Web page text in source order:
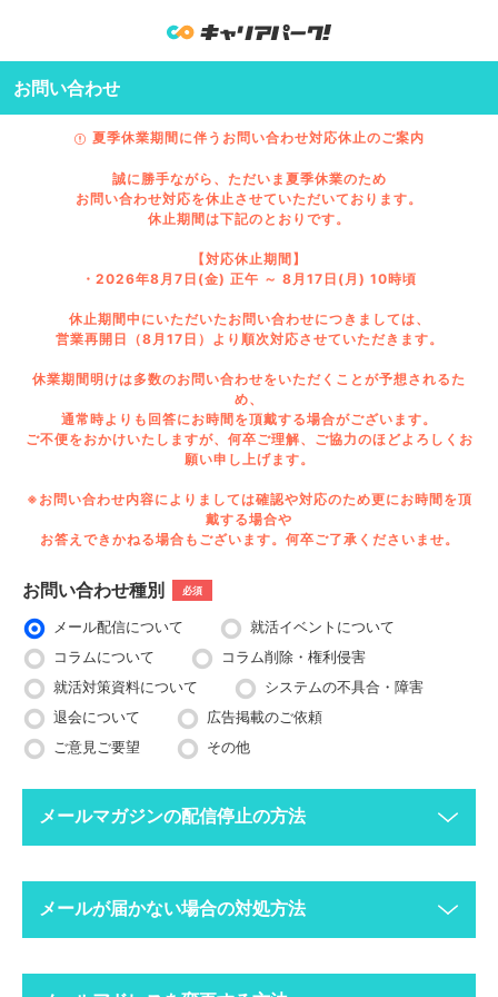
お問い合わせ
夏季休業期間に伴うお問い合わせ対応休止のご案内
誠に勝手ながら、ただいま夏季休業のため
お問い合わせ対応を休止させていただいております。
休止期間は下記のとおりです。
【対応休止期間】
・2026年8月7日(金) 正午 ～ 8月17日(月) 10時頃
休止期間中にいただいたお問い合わせにつきましては、
営業再開日（8月17日）より順次対応させていただきます。
休業期間明けは多数のお問い合わせをいただくことが予想されるた
め、
通常時よりも回答にお時間を頂戴する場合がございます。
ご不便をおかけいたしますが、何卒ご理解、ご協力のほどよろしくお
願い申し上げます。
※お問い合わせ内容によりましては確認や対応のため更にお時間を頂
戴する場合や
お答えできかねる場合もございます。何卒ご了承くださいませ。
お問い合わせ種別 必須
メール配信について
就活イベントについて
コラムについて
コラム削除・権利侵害
就活対策資料について
システムの不具合・障害
退会について
広告掲載のご依頼
ご意見ご要望
その他
メールマガジンの配信停止の方法
ってください。
配信停止までに2〜3営業日ほどかかる場合がございますのでご
メールが届かない場合の対処方法